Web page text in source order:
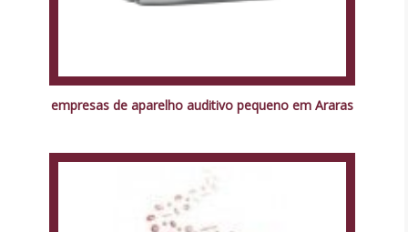
empresas de aparelho auditivo pequeno em Araras